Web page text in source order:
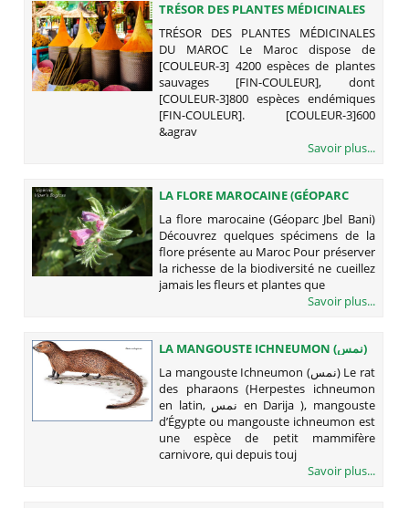
TRÉSOR DES PLANTES MÉDICINALES
DU MAROC
TRÉSOR DES PLANTES MÉDICINALES
DU MAROC Le Maroc dispose de
[COULEUR-3] 4200 espèces de plantes
sauvages [FIN-COULEUR], dont
[COULEUR-3]800 espèces endémiques
[FIN-COULEUR]. [COULEUR-3]600
&agrav
Savoir plus...
LA FLORE MAROCAINE (GÉOPARC
JBEL BANI)
La flore marocaine (Géoparc Jbel Bani)
Découvrez quelques spécimens de la
flore présente au Maroc Pour préserver
la richesse de la biodiversité ne cueillez
jamais les fleurs et plantes que
Savoir plus...
LA MANGOUSTE ICHNEUMON (نمس)
La mangouste Ichneumon (نمس) Le rat
des pharaons (Herpestes ichneumon
en latin, نمس en Darija ), mangouste
d’Égypte ou mangouste ichneumon est
une espèce de petit mammifère
carnivore, qui depuis touj
Savoir plus...